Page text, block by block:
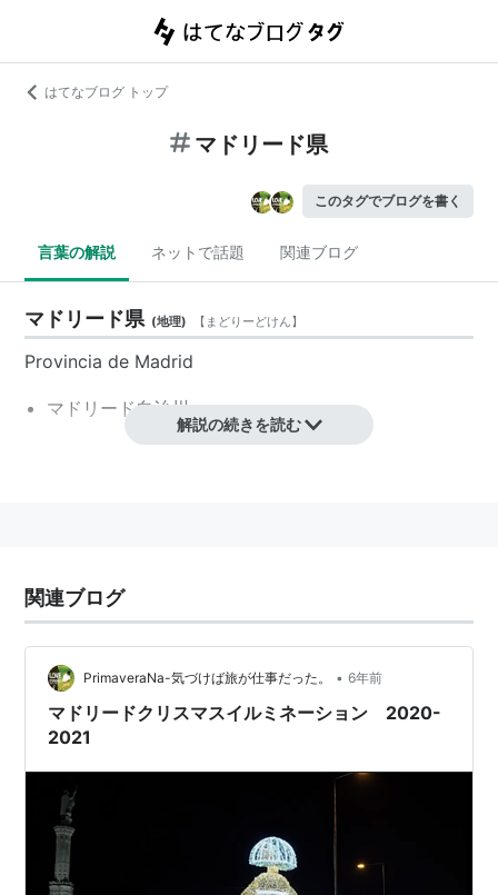
はてなブログ トップ
マドリード県
このタグでブログを書く
言葉の解説 ネットで話題 関連ブログ
マドリード県 (地理) 【 まどりーどけん】
Provincia de Madrid
マドリード自治州
解説の続きを読む
関連ブログ
PrimaveraNa-気づけば旅が仕事だった。 • 6年前
マドリードクリスマスイルミネーション 2020-
2021